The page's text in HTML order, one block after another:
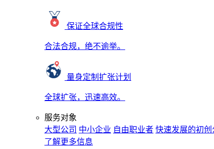
保证全球合规性
合法合规，绝不逾举。
量身定制扩张计划
全球扩张，迅速高效。
服务对象
大型公司 中小企业 自由职业者 快速发展的初创
了解更多信息